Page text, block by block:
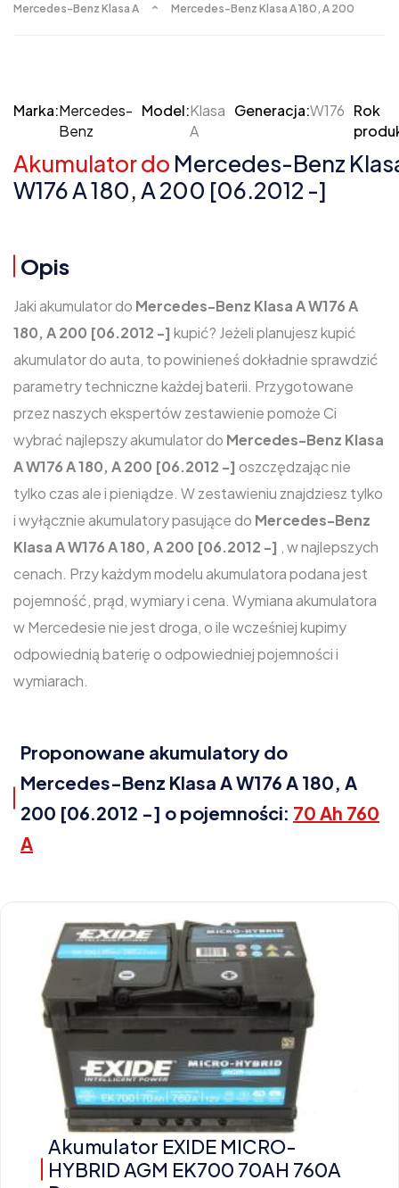
Mercedes-Benz Klasa A
Mercedes-Benz Klasa A 180, A 200
Marka:Mercedes-
Benz
Model:Klasa
A
Generacja:W176 Rok
Akumulator do Mercedes-Benz
W176 A 180, A 200 [06.2012 -]
Opis
Jaki akumulator do Mercedes-Benz Klasa A W176 A
180, A 200 [06.2012 -] kupić? Jeżeli planujesz kupić
akumulator do auta, to powinieneś dokładnie sprawdzić
parametry techniczne każdej baterii. Przygotowane
przez naszych ekspertów zestawienie pomoże Ci
wybrać najlepszy akumulator do Mercedes-Benz Klasa
A W176 A 180, A 200 [06.2012 -] oszczędzając nie
tylko czas ale i pieniądze. W zestawieniu znajdziesz tylko
i wyłącznie akumulatory pasujące do Mercedes-Benz
Klasa A W176 A 180, A 200 [06.2012 -] , w najlepszych
cenach. Przy każdym modelu akumulatora podana jest
pojemność, prąd, wymiary i cena. Wymiana akumulatora
w Mercedesie nie jest droga, o ile wcześniej kupimy
odpowiednią baterię o odpowiedniej pojemności i
wymiarach.
Proponowane akumulatory do
Mercedes-Benz Klasa A W176 A 180, A
200 [06.2012 -] o pojemności: 70 Ah 760
A
Akumulator EXIDE MICRO-
HYBRID AGM EK700 70AH 760A